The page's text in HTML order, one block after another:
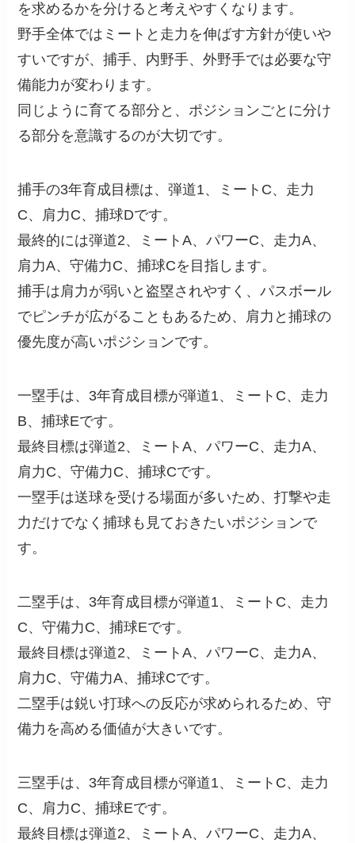
を求めるかを分けると考えやすくなります。
野手全体ではミートと走力を伸ばす方針が使いや
すいですが、捕手、内野手、外野手では必要な守
備能力が変わります。
同じように育てる部分と、ポジションごとに分け
る部分を意識するのが大切です。
捕手の3年育成目標は、弾道1、ミートC、走力
C、肩力C、捕球Dです。
最終的には弾道2、ミートA、パワーC、走力A、
肩力A、守備力C、捕球Cを目指します。
捕手は肩力が弱いと盗塁されやすく、パスボール
でピンチが広がることもあるため、肩力と捕球の
優先度が高いポジションです。
一塁手は、3年育成目標が弾道1、ミートC、走力
B、捕球Eです。
最終目標は弾道2、ミートA、パワーC、走力A、
肩力C、守備力C、捕球Cです。
一塁手は送球を受ける場面が多いため、打撃や走
力だけでなく捕球も見ておきたいポジションで
す。
二塁手は、3年育成目標が弾道1、ミートC、走力
C、守備力C、捕球Eです。
最終目標は弾道2、ミートA、パワーC、走力A、
肩力C、守備力A、捕球Cです。
二塁手は鋭い打球への反応が求められるため、守
備力を高める価値が大きいです。
三塁手は、3年育成目標が弾道1、ミートC、走力
C、肩力C、捕球Eです。
最終目標は弾道2、ミートA、パワーC、走力A、